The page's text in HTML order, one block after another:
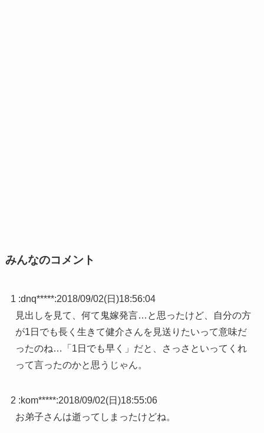
みんなのコメント
1 :dnq*****:2018/09/02(日)18:56:04
見出しを見て、何て鬼嫁発言…と思ったけど、自分の方
が1日でも長く生きて健介さんを見送りたいって意味だ
ったのね…「1日でも早く」だと、さっさといってくれ
って言ったのかと思うじゃん。
2 :kom*****:2018/09/02(日)18:55:06
お弟子さんは逝ってしまったけどね。